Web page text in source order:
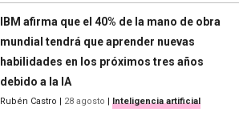
IBM afirma que el 40% de la mano de obra
mundial tendrá que aprender nuevas
habilidades en los próximos tres años
debido a la IA
Rubén Castro 28 agosto Inteligencia artificial